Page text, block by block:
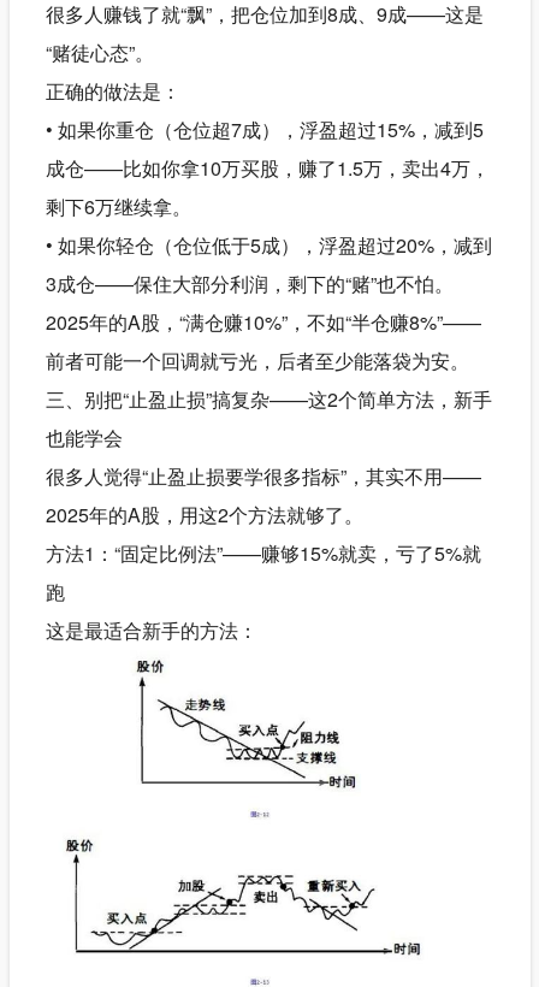
很多人赚钱了就“飘”，把仓位加到8成、9成——这是
“赌徒心态”。
正确的做法是：
• 如果你重仓（仓位超7成），浮盈超过15%，减到5
成仓——比如你拿10万买股，赚了1.5万，卖出4万，
剩下6万继续拿。
• 如果你轻仓（仓位低于5成），浮盈超过20%，减到
3成仓——保住大部分利润，剩下的“赌”也不怕。
2025年的A股，“满仓赚10%”，不如“半仓赚8%”——
前者可能一个回调就亏光，后者至少能落袋为安。
三、别把“止盈止损”搞复杂——这2个简单方法，新手
也能学会
很多人觉得“止盈止损要学很多指标”，其实不用——
2025年的A股，用这2个方法就够了。
方法1：“固定比例法”——赚够15%就卖，亏了5%就
跑
这是最适合新手的方法：